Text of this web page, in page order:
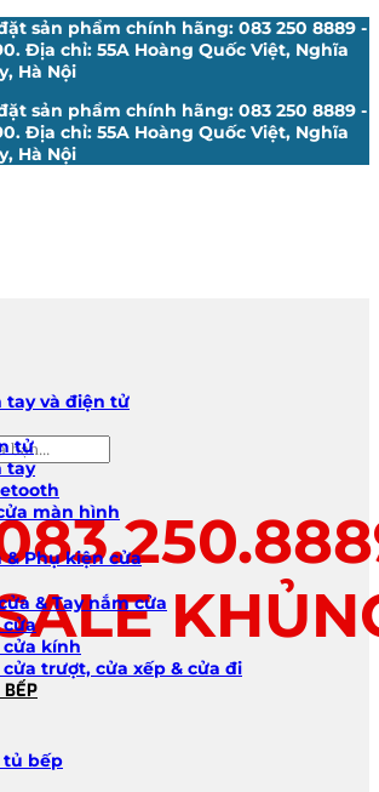
sản phẩm chính hãng: 083 250 8889 -
Địa chỉ: 55A Hoàng Quốc Việt, Nghĩa
Hà Nội
sản phẩm chính hãng: 083 250 8889 -
Địa chỉ: 55A Hoàng Quốc Việt, Nghĩa
Hà Nội
tay và điện tử
tử
tay
màn hình
& Phụ kiện cửa
& Tay nắm cửa
kính
trượt, cửa xếp & cửa đi
BẾP
tủ bếp